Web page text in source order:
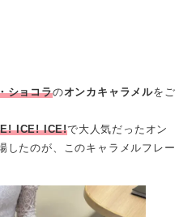
ショコラのオンカキャラメルをご
ICE! ICE!で大人気だったオン
したのが、このキャラメルフレー